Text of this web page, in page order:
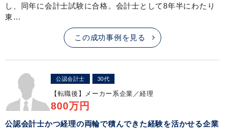
し、同年に会計士試験に合格。会計士として8年半にわたり
東…
この成功事例を見る
公認会計士 30代
【転職後】 メーカー系企業／経理
800万円
公認会計士かつ経理の両輪で積んできた経験を活かせる企業